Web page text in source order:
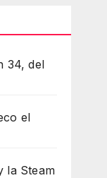
34, del
el
la Steam